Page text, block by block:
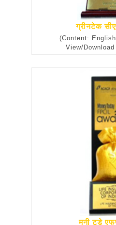
ग्रीनटेक
(Content:
View/
मनी टुडे